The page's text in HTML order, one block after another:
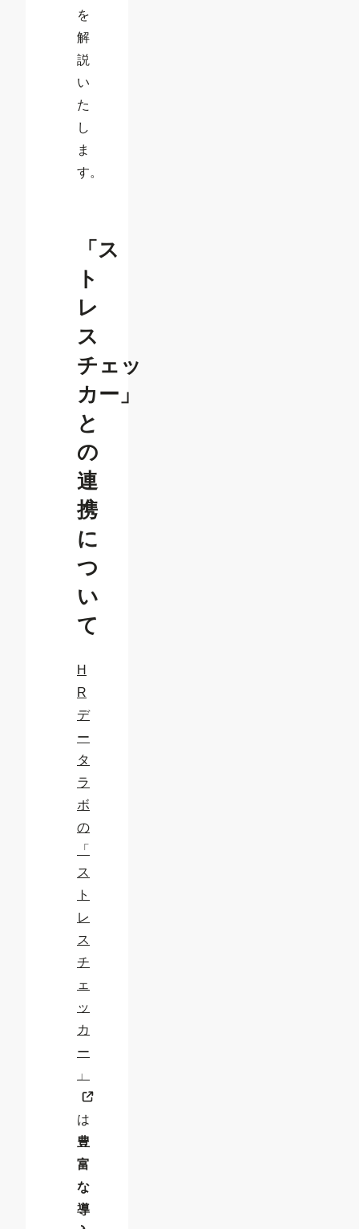
を
解
説
い
た
し
ま
す。
「ス
ト
レ
ス
チェッ
カー」
と
の
連
携
に
つ
い
て
H
R
デ
ー
タ
ラ
ボ
の
「
ス
ト
レ
ス
チ
ェ
ッ
カ
ー
」
は
豊
富
な
導